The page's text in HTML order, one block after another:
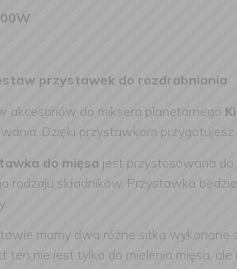
przystawek do rozdrabniania
akcesoriów do miksera planetarnego
Dzięki przystawkom
do mięsa jest przystosowana
rodzaju składników. Przystawka
mamy dwa różne sitka wykonane
ten nie jest tylko do mielenia mięsa,